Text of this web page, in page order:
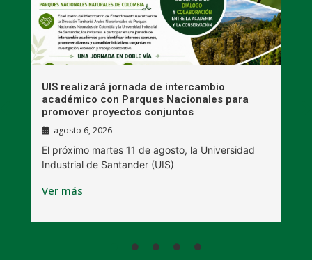
UIS realizará jornada de intercambio
académico con Parques Nacionales para
promover proyectos conjuntos
agosto 6, 2026
El próximo martes 11 de agosto, la Universidad
Industrial de Santander (UIS)
Ver más